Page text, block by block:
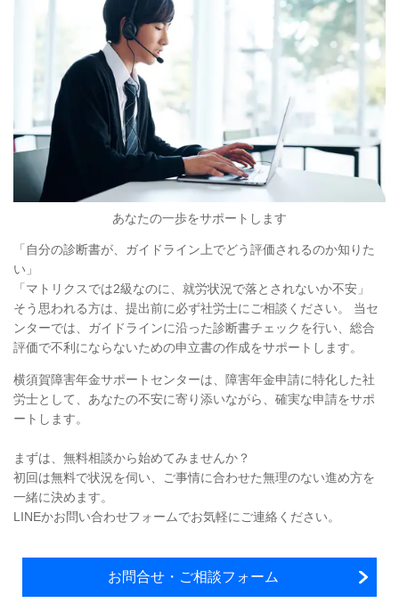
あなたの一歩をサポートします
「自分の診断書が、ガイドライン上でどう評価されるのか知りた
い」
「マトリクスでは2級なのに、就労状況で落とされないか不安」
そう思われる方は、提出前に必ず社労士にご相談ください。 当セ
ンターでは、ガイドラインに沿った診断書チェックを行い、総合
評価で不利にならないための申立書の作成をサポートします。
横須賀障害年金サポートセンターは、障害年金申請に特化した社
労士として、 あなたの不安に寄り添いながら、確実な申請をサポ
ート します。
まずは、無料相談から始めてみませんか？
初回は無料で状況を伺い、ご事情に合わせた無理のない進め方を
一緒に決めます。
LINEかお問い合わせフォームでお気軽にご連絡ください。
お問合せ・ご相談フォーム